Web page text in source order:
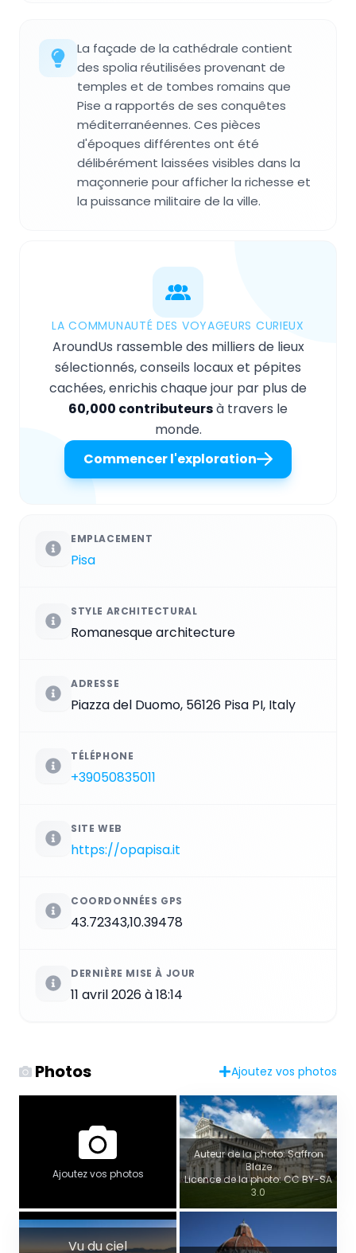
La façade de la cathédrale contient
des spolia réutilisées provenant de
temples et de tombes romains que
Pise a rapportés de ses conquêtes
méditerranéennes. Ces pièces
d'époques différentes ont été
délibérément laissées visibles dans la
maçonnerie pour afficher la richesse et
la puissance militaire de la ville.
LA COMMUNAUTÉ DES VOYAGEURS CURIEUX
AroundUs rassemble des milliers de lieux
sélectionnés, conseils locaux et pépites
cachées, enrichis chaque jour par plus de
60,000 contributeursà travers le
monde.
Commencer l'exploration
EMPLACEMENT
Pisa
STYLE ARCHITECTURAL
Romanesque architecture
ADRESSE
Piazza del Duomo, 56126 Pisa PI, Italy
TÉLÉPHONE
+39050835011
SITE WEB
https://opapisa.it
COORDONNÉES GPS
43.72343,10.39478
DERNIÈRE MISE À JOUR
11 avril 2026 à 18:14
Photos Ajoutez vos photos
Ajoutez vos photos
Auteur de la photo: Saffron
Blaze
Licence de la photo: CC BY-SA
3.0
Vu du ciel